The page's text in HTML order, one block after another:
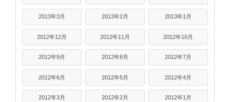
2013年3月 2013年2月 2013年1月
2012年12月 2012年11月 2012年10月
2012年9月 2012年8月 2012年7月
2012年6月 2012年5月 2012年4月
2012年3月 2012年2月 2012年1月